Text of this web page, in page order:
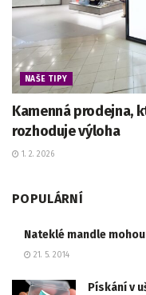
NAŠE TIPY
Kamenná prodejna,
rozhoduje výloha
1. 2. 2026
POPULÁRNÍ
Nateklé mandle
21. 5. 2014
Pískání v